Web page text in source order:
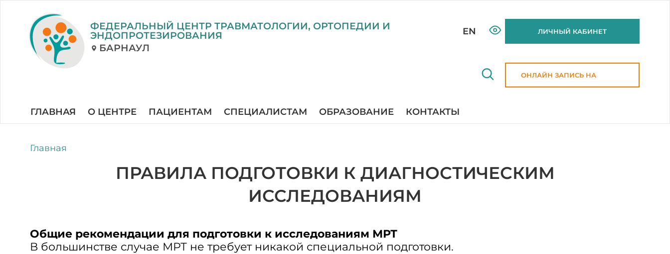
ФЕДЕРАЛЬНЫЙ ЦЕНТР ТРАВМАТОЛОГИИ, ОРТОПЕДИИ И
ЭНДОПРОТЕЗИРОВАНИЯ
БАРНАУЛ
EN ЛИЧНЫЙ КАБИНЕТ
ОНЛАЙН ЗАПИСЬ НА
ГЛАВНАЯ О ЦЕНТРЕ ПАЦИЕНТАМ СПЕЦИАЛИСТАМ ОБРАЗОВАНИЕ КОНТАКТЫ
Главная
ПРАВИЛА ПОДГОТОВКИ К ДИАГНОСТИЧЕСКИМ
ИССЛЕДОВАНИЯМ
Общие рекомендации для подготовки к исследованиям МРТ
В большинстве случае МРТ не требует никакой специальной подготовки.